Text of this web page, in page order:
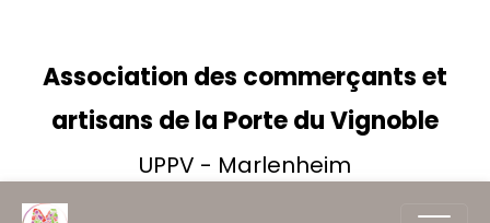
Association des commerçants et
artisans de la Porte du Vignoble
UPPV - Marlenheim